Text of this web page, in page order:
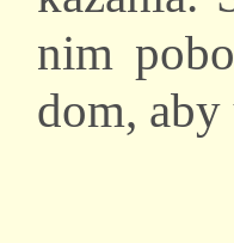
nim
dom,